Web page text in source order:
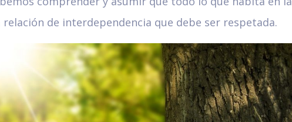
de interdependencia que debe ser respetada.